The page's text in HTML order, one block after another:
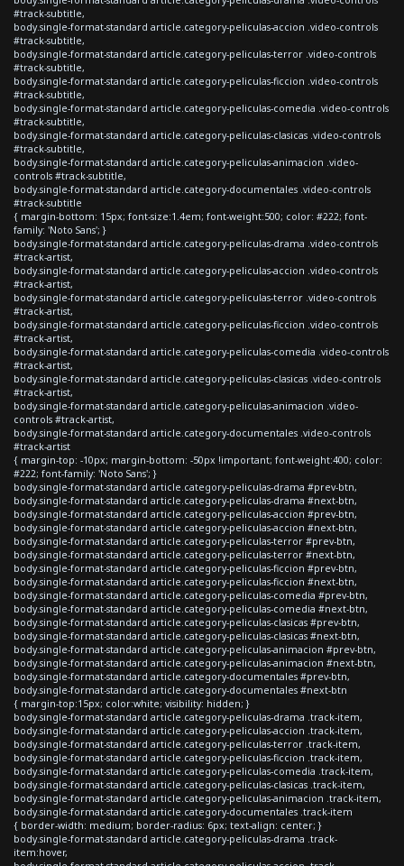
#track-subtitle,
body.single-format-standard article.category-peliculas-accion .video-controls
#track-subtitle,
body.single-format-standard article.category-peliculas-terror .video-controls
#track-subtitle,
body.single-format-standard article.category-peliculas-ficcion .video-controls
#track-subtitle,
body.single-format-standard article.category-peliculas-comedia .video-controls
#track-subtitle,
body.single-format-standard article.category-peliculas-clasicas .video-controls
#track-subtitle,
body.single-format-standard article.category-peliculas-animacion .video-
controls #track-subtitle,
body.single-format-standard article.category-documentales .video-controls
#track-subtitle
{ margin-bottom: 15px; font-size:1.4em; font-weight:500; color: #222; font-
family: 'Noto Sans'; }
body.single-format-standard article.category-peliculas-drama .video-controls
#track-artist,
body.single-format-standard article.category-peliculas-accion .video-controls
#track-artist,
body.single-format-standard article.category-peliculas-terror .video-controls
#track-artist,
body.single-format-standard article.category-peliculas-ficcion .video-controls
#track-artist,
body.single-format-standard article.category-peliculas-comedia .video-controls
#track-artist,
body.single-format-standard article.category-peliculas-clasicas .video-controls
#track-artist,
body.single-format-standard article.category-peliculas-animacion .video-
controls #track-artist,
body.single-format-standard article.category-documentales .video-controls
#track-artist
{ margin-top: -10px; margin-bottom: -50px !important; font-weight:400; color:
#222; font-family: 'Noto Sans'; }
body.single-format-standard article.category-peliculas-drama #prev-btn,
body.single-format-standard article.category-peliculas-drama #next-btn,
body.single-format-standard article.category-peliculas-accion #prev-btn,
body.single-format-standard article.category-peliculas-accion #next-btn,
body.single-format-standard article.category-peliculas-terror #prev-btn,
body.single-format-standard article.category-peliculas-terror #next-btn,
body.single-format-standard article.category-peliculas-ficcion #prev-btn,
body.single-format-standard article.category-peliculas-ficcion #next-btn,
body.single-format-standard article.category-peliculas-comedia #prev-btn,
body.single-format-standard article.category-peliculas-comedia #next-btn,
body.single-format-standard article.category-peliculas-clasicas #prev-btn,
body.single-format-standard article.category-peliculas-clasicas #next-btn,
body.single-format-standard article.category-peliculas-animacion #prev-btn,
body.single-format-standard article.category-peliculas-animacion #next-btn,
body.single-format-standard article.category-documentales #prev-btn,
body.single-format-standard article.category-documentales #next-btn
{ margin-top:15px; color:white; visibility: hidden; }
body.single-format-standard article.category-peliculas-drama .track-item,
body.single-format-standard article.category-peliculas-accion .track-item,
body.single-format-standard article.category-peliculas-terror .track-item,
body.single-format-standard article.category-peliculas-ficcion .track-item,
body.single-format-standard article.category-peliculas-comedia .track-item,
body.single-format-standard article.category-peliculas-clasicas .track-item,
body.single-format-standard article.category-peliculas-animacion .track-item,
body.single-format-standard article.category-documentales .track-item
{ border-width: medium; border-radius: 6px; text-align: center; }
body.single-format-standard article.category-peliculas-drama .track-
item:hover,